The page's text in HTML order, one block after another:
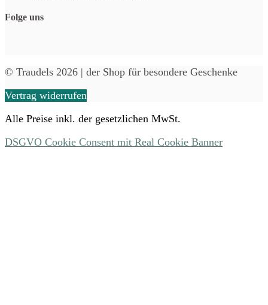
Folge uns
© Traudels 2026 | der Shop für besondere Geschenke
Vertrag widerrufen
Alle Preise inkl. der gesetzlichen MwSt.
DSGVO Cookie Consent mit Real Cookie Banner